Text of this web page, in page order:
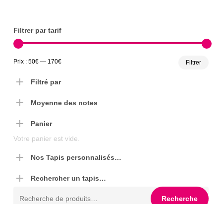
Filtrer par tarif
Filtrer
Prix : 50€— 170€
Filtré par
Moyenne des notes
Panier
Votre panier est vide.
Nos Tapis personnalisés…
Rechercher un tapis…
Recherche